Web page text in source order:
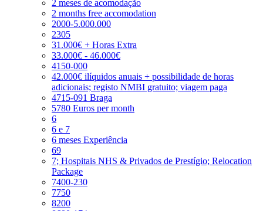
2 meses de acomodação
2 months free accomodation
2000-5.000.000
2305
31.000€ + Horas Extra
33.000€ - 46.000€
4150-000
42.000€ ilíquidos anuais + possibilidade de horas
adicionais; registo NMBI gratuito; viagem paga
4715-091 Braga
5780 Euros per month
6
6 e 7
6 meses Experiência
69
7; Hospitais NHS & Privados de Prestígio; Relocation
Package
7400-230
7750
8200